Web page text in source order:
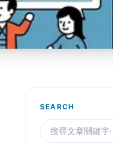
SEARCH